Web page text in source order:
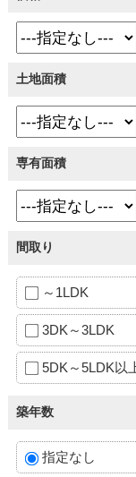
土地面積
専有面積
間取り
～1LDK
3DK～3LDK
5DK～5LDK以
築年数
指定なし